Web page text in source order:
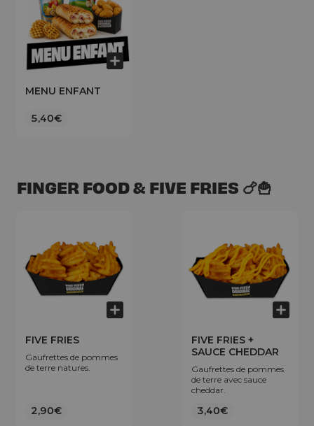
MENU ENFANT
5,40€
FINGER FOOD & FIVE FRIES 🍗🍟
FIVE FRIES
Gaufrettes de pommes
de terre natures.
2,90€
FIVE FRIES +
SAUCE CHEDDAR
Gaufrettes de pommes
de terre avec sauce
cheddar.
3,40€